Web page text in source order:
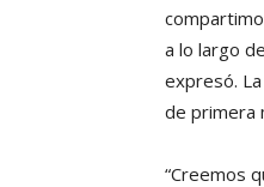
a lo largo
expresó.
de primera
“Creemos